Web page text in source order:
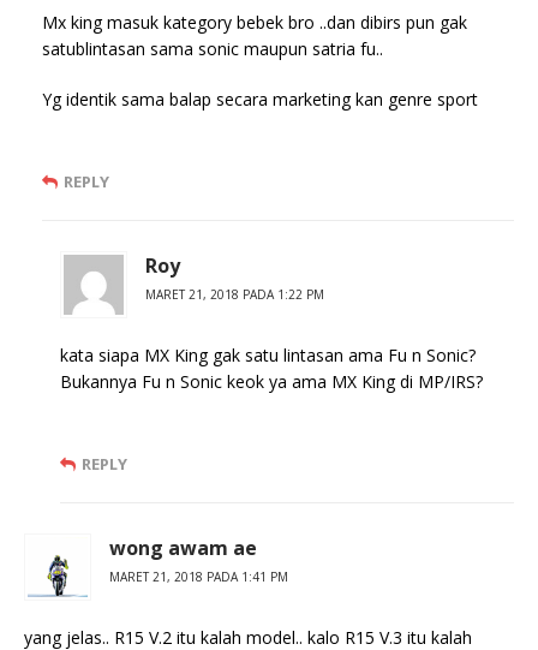
Mx king masuk kategory bebek bro ..dan dibirs pun gak
satublintasan sama sonic maupun satria fu..
Yg identik sama balap secara marketing kan genre sport
REPLY
Roy
MARET 21, 2018 PADA 1:22 PM
kata siapa MX King gak satu lintasan ama Fu n Sonic?
Bukannya Fu n Sonic keok ya ama MX King di MP/IRS?
REPLY
wong awam ae
MARET 21, 2018 PADA 1:41 PM
yang jelas.. R15 V.2 itu kalah model.. kalo R15 V.3 itu kalah